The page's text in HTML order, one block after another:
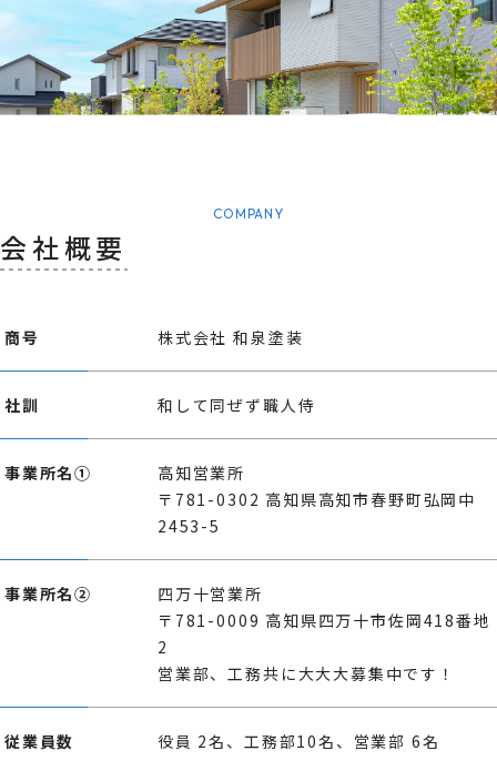
COMPANY
会社概要
商号 株式会社 和泉塗装
社訓 和して同ぜず職人侍
事業所名①
高知営業所
〒781-0302 高知県高知市春野町弘岡中
2453-5
事業所名②
四万十営業所
〒781-0009 高知県四万十市佐岡418番地
2
営業部、工務共に大大大募集中です！
従業員数
役員 2名、工務部10名、営業部 6名